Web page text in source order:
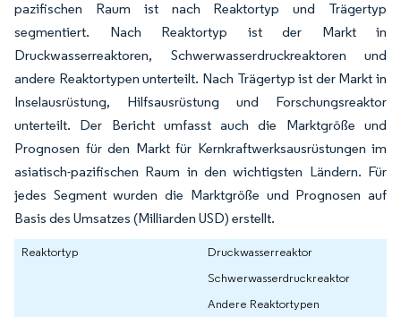
pazifischen Raum ist nach Reaktortyp und Trägertyp
segmentiert. Nach Reaktortyp ist der Markt in
Druckwasserreaktoren, Schwerwasserdruckreaktoren und
andere Reaktortypen unterteilt. Nach Trägertyp ist der Markt in
Inselausrüstung, Hilfsausrüstung und Forschungsreaktor
unterteilt. Der Bericht umfasst auch die Marktgröße und
Prognosen für den Markt für Kernkraftwerksausrüstungen im
asiatisch-pazifischen Raum in den wichtigsten Ländern. Für
jedes Segment wurden die Marktgröße und Prognosen auf
Basis des Umsatzes (Milliarden USD) erstellt.
Reaktortyp
Druckwasserreaktor
Schwerwasserdruckreaktor
Andere Reaktortypen